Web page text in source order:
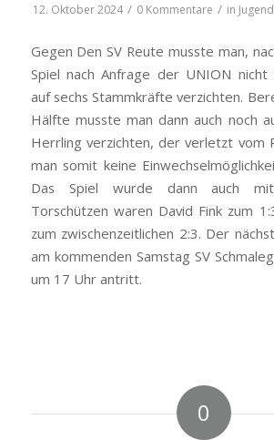
12. Oktober 2024 / 0 Kommentare / in Jugend
Gegen Den SV Reute musste man,
Spiel nach Anfrage der UNION
auf sechs Stammkräfte verzichten.
Hälfte musste man dann auch noch
Herrling verzichten, der verletzt vom
man somit keine
Das Spiel wurde dann auch
Torschützen waren David Fink zum
zum zwischenzeitlichen 2:3. Der
am kommenden Samstag SV
um 17 Uhr antritt.
0